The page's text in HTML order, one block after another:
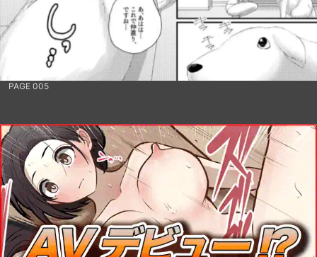
PAGE 005